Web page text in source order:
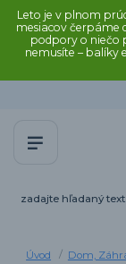
Leto je v plnom
mesiacov čerpáme
podpory o niečo
nemusíte – balíky
Úvod Dom,